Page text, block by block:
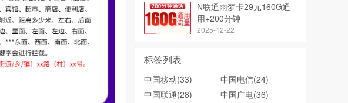
N联通雨梦卡29元160G通
用+200分钟
2025-12-22
标签列表
中国移动(33) 中国电信(24)
中国联通(28) 中国广电(36)